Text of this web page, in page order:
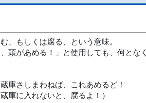
、もしくは腐る、という意味。
頭があめる！」と使用しても、何とな
庫さしまわねば、これあめるど！
庫に入れないと、腐るよ！）